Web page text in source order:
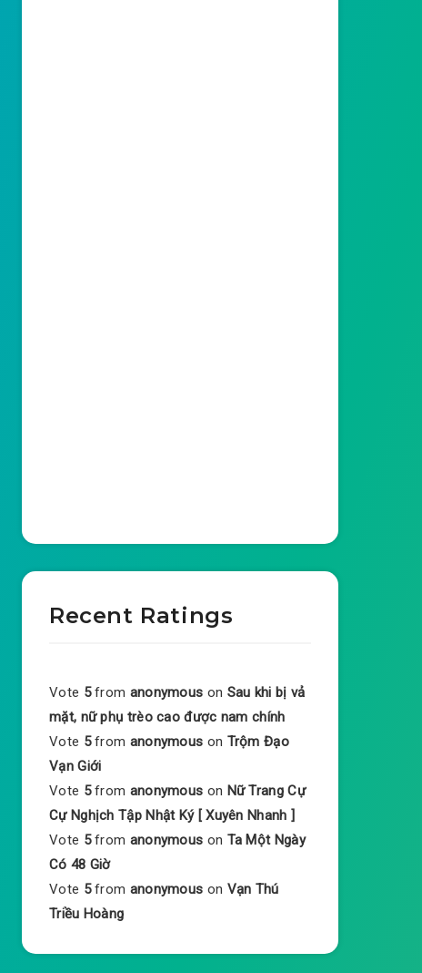
Recent Ratings
Vote 5 from anonymous on Sau khi bị vả
mặt, nữ phụ trèo cao được nam chính
Vote 5 from anonymous on Trộm Đạo
Vạn Giới
Vote 5 from anonymous on Nữ Trang Cự
Cự Nghịch Tập Nhật Ký [ Xuyên Nhanh ]
Vote 5 from anonymous on Ta Một Ngày
Có 48 Giờ
Vote 5 from anonymous on Vạn Thú
Triều Hoàng